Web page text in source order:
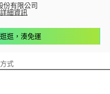
份有限公司
細資訊
逛，湊免運
式